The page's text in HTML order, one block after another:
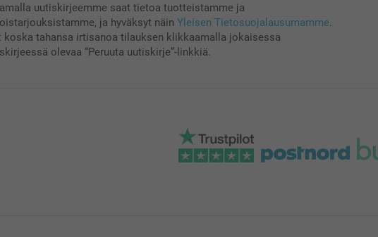
uutiskirjeemme saat tietoa tuotteistamme ja
ja hyväksyt näin Yleisen Tietosuojalausumamme.
koska tahansa irtisanoa tilauksen klikkaamalla jokaisessa
olevaa “Peruuta uutiskirje”-linkkiä.